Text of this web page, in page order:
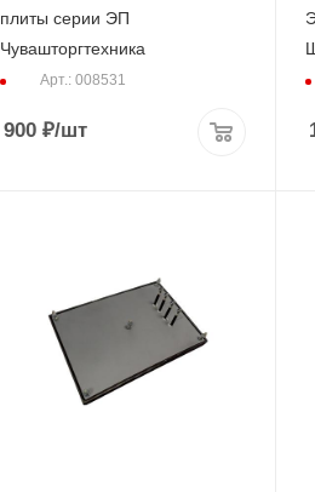
плиты серии ЭП
Чувашторгтехника
Арт.: 008531
900 ₽/шт